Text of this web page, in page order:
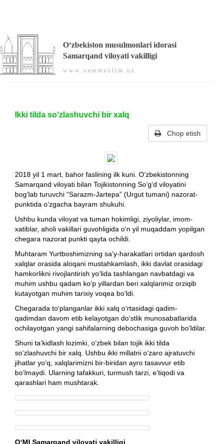
O‘zbekiston musulmonlari idorasi
Samarqand viloyati vakilligi
w w w . s a m m u s l i m . u z
Ikki tilda so‘zlashuvchi bir xalq
Chop etish
2018 yil 1 mart, bahor faslining ilk kuni. O‘zbekistonning
Samarqand viloyati bilan Tojikistonning So‘g‘d viloyatini
bog‘lab turuvchi “Sarazm-Jartepa” (Urgut tumani) nazorat-
punktida o‘zgacha bayram shukuhi.
Ushbu kunda viloyat va tuman hokimligi, ziyoliylar, imom-
xatiblar, aholi vakillari guvohligida o‘n yil muqaddam yopilgan
chegara nazorat punkti qayta ochildi.
Muhtaram Yurtboshimizning sa’y-harakatlari ortidan qardosh
xalqlar orasida aloqani mustahkamlash, ikki davlat orasidagi
hamkorlikni rivojlantirish yo‘lida tashlangan navbatdagi va
muhim ushbu qadam ko‘p yillardan beri xalqlarimiz orziqib
kutayotgan muhim tarixiy voqea bo‘ldi.
Chegarada to‘planganlar ikki xalq o‘rtasidagi qadim-
qadimdan davom etib kelayotgan do‘stlik munosabatlarida
ochilayotgan yangi sahifalarning debochasiga guvoh bo‘ldilar.
Shuni ta’kidlash lozimki, o‘zbek bilan tojik ikki tilda
so‘zlashuvchi bir xalq. Ushbu ikki millatni o‘zaro ajratuvchi
jihatlar yo‘q, xalqlarimizni bir-biridan ayro tasavvur etib
bo‘lmaydi. Ularning tafakkuri, turmush tarzi, e’tiqodi va
qarashlari ham mushtarak.
O‘MI Samarqand viloyati vakilligi